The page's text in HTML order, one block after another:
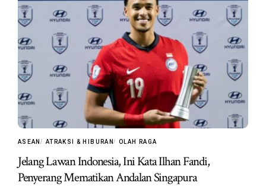
ASEAN ATRAKSI & HIBURAN OLAH RAGA
Jelang Lawan Indonesia, Ini Kata Ilhan Fandi,
Penyerang Mematikan Andalan Singapura